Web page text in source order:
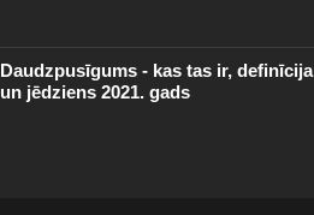
Daudzpusīgums - kas tas ir, definīcija
un jēdziens 2021. gads